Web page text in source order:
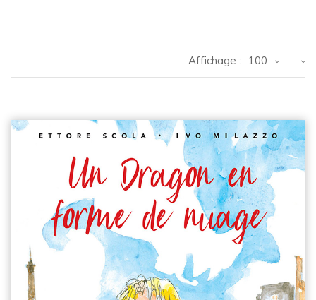
Affichage : 100